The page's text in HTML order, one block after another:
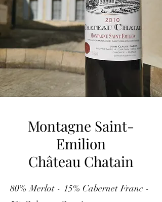
Montagne Saint-
Emilion
Château Chatain
80% Merlot - 15% Cabernet Franc -